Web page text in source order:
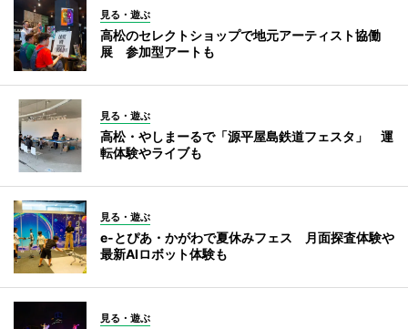
見る・遊ぶ
高松のセレクトショップで地元アーティスト協働
展 参加型アートも
見る・遊ぶ
高松・やしまーるで「源平屋島鉄道フェスタ」 運
転体験やライブも
見る・遊ぶ
e-とぴあ・かがわで夏休みフェス 月面探査体験や
最新AIロボット体験も
見る・遊ぶ